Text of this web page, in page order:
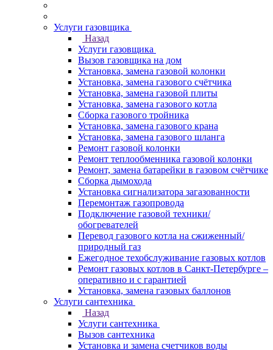
Услуги газовщика
Назад
Услуги газовщика
Вызов газовщика на дом
Установка, замена газовой колонки
Установка, замена газового счётчика
Установка, замена газовой плиты
Установка, замена газового котла
Сборка газового тройника
Установка, замена газового крана
Установка, замена газового шланга
Ремонт газовой колонки
Ремонт теплообменника газовой колонки
Ремонт, замена батарейки в газовом счётчике
Сборка дымохода
Установка сигнализатора загазованности
Перемонтаж газопровода
Подключение газовой техники/
обогревателей
Перевод газового котла на сжиженный/
природный газ
Ежегодное техобслуживание газовых котлов
Ремонт газовых котлов в Санкт-Петербурге –
оперативно и с гарантией
Установка, замена газовых баллонов
Услуги сантехника
Назад
Услуги сантехника
Вызов сантехника
Установка и замена счетчиков воды